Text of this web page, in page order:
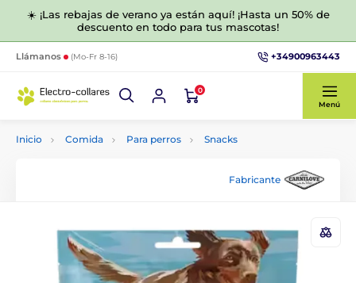
☀️ ¡Las rebajas de verano ya están aquí! ¡Hasta un 50% de
descuento en todo para tus mascotas!
Llámanos (Mo-Fr 8-16) +34900963443
0
Menú
Inicio Comida Para perros Snacks
Fabricante